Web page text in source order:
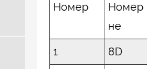
Номер
Номер
не
1 8D